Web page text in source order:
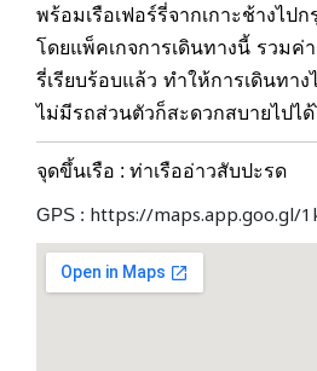
พร้อมเรือเฟอร์รี่จากเกาะช้างไปก
โดยแพ็คเกจการเดินทางนี้ รวมค่
รี่เรียบร้อบแล้ว ทำให้การเดินทา
ไม่มีรถส่วนตัวก็สะดวกสบายไปไ
จุดขึ้นเรือ : ท่าเรืออ่าวสับปะรด
GPS : https://maps.app.goo.gl/